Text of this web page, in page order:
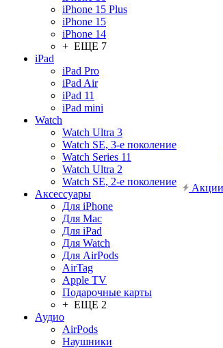
iPhone 15 Plus
iPhone 15
iPhone 14
+ ЕЩЕ 7
iPad
iPad Pro
iPad Air
iPad 11
iPad mini
Watch
Watch Ultra 3
Watch SE, 3-е поколение
Watch Series 11
Watch Ultra 2
Watch SE, 2-е поколение
Аксессуары
Для iPhone
Для Mac
Для iPad
Для Watch
Для AirPods
AirTag
Apple TV
Подарочные карты
+ ЕЩЕ 2
Аудио
AirPods
Наушники
Акции